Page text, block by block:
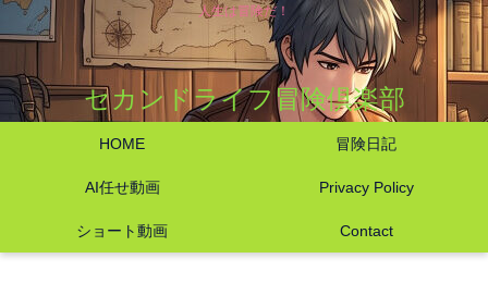
人生は冒険だ！
セカンドライフ冒険倶楽部
HOME 冒険日記
AI任せ動画 Privacy Policy
ショート動画 Contact